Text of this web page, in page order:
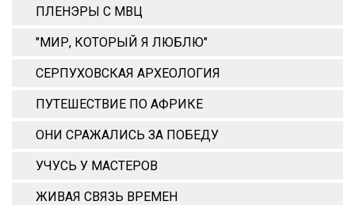
ПЛЕНЭРЫ С МВЦ
"МИР, КОТОРЫЙ Я ЛЮБЛЮ"
СЕРПУХОВСКАЯ АРХЕОЛОГИЯ
ПУТЕШЕСТВИЕ ПО АФРИКЕ
ОНИ СРАЖАЛИСЬ ЗА ПОБЕДУ
УЧУСЬ У МАСТЕРОВ
ЖИВАЯ СВЯЗЬ ВРЕМЕН